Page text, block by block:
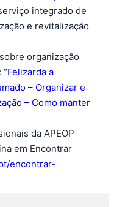
integrado de
e revitalização
organização
“Felizarda a
– Organizar e
– Como manter
da APEOP
em Encontrar
encontrar-